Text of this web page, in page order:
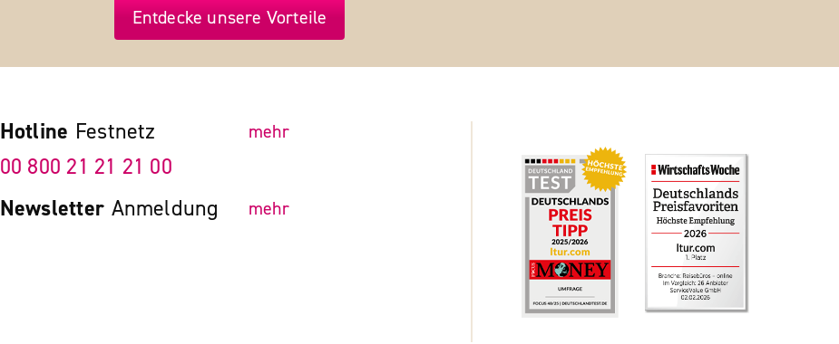
Entdecke unsere Vorteile
Hotline Festnetz mehr
00 800 21 21 21 00
Newsletter Anmeldung mehr